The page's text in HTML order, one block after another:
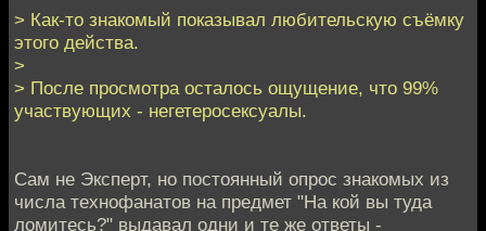
> Как-то знакомый показывал любительскую съёмку
этого действа.
>
> После просмотра осталось ощущение, что 99%
участвующих - негетеросексуалы.
Сам не Эксперт, но постоянный опрос знакомых из
числа технофанатов на предмет "На кой вы туда
ломитесь?" выдавал одни и те же ответы -